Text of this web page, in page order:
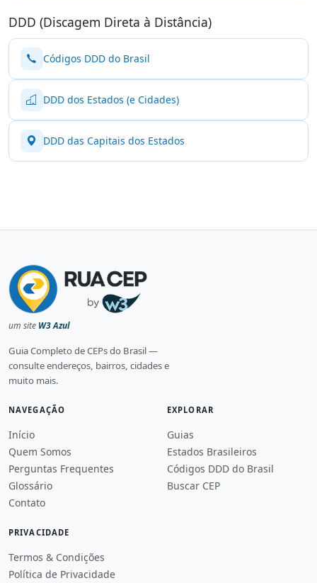
DDD (Discagem Direta à Distância)
Códigos DDD do Brasil
DDD dos Estados (e Cidades)
DDD das Capitais dos Estados
um site W3 Azul
Guia Completo de CEPs do Brasil —
consulte endereços, bairros, cidades e
muito mais.
NAVEGAÇÃO
Início
Quem Somos
Perguntas Frequentes
Glossário
Contato
EXPLORAR
Guias
Estados Brasileiros
Códigos DDD do Brasil
Buscar CEP
PRIVACIDADE
Termos & Condições
Política de Privacidade